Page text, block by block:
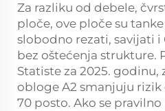
Za razliku od debele,
ploče, ove ploče su
slobodno rezati, savijati
bez oštećenja strukture.
Statiste za 2025.
obloge A2 smanjuju rizik
70 posto. Ako se